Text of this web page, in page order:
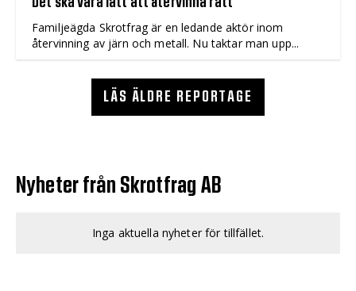
Familjeägda Skrotfrag är en ledande aktör inom
återvinning av järn och metall. Nu taktar man upp...
LÄS ÄLDRE REPORTAGE
Nyheter från Skrotfrag AB
Inga aktuella nyheter för tillfället.